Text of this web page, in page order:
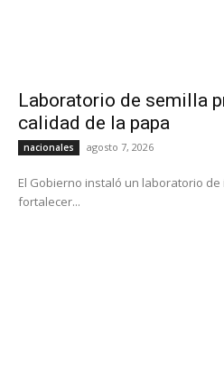
Laboratorio de semilla
calidad de la papa
nacionales agosto 7, 2026
El Gobierno instaló un laboratorio
fortalecer...